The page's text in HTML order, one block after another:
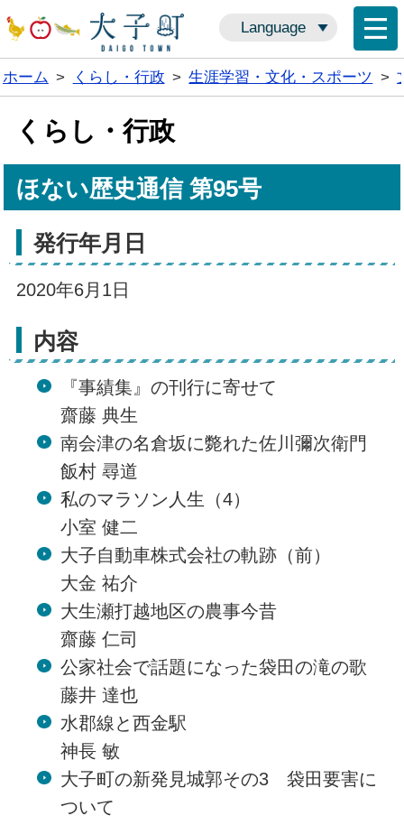
Language
ホーム > くらし・行政 > 生涯学習・文化・スポーツ >
くらし・行政
ほない歴史通信 第95号
発行年月日
2020年6月1日
内容
『事績集』の刊行に寄せて
齋藤 典生
南会津の名倉坂に斃れた佐川彌次衛門
飯村 尋道
私のマラソン人生（4）
小室 健二
大子自動車株式会社の軌跡（前）
大金 祐介
大生瀬打越地区の農事今昔
齋藤 仁司
公家社会で話題になった袋田の滝の歌
藤井 達也
水郡線と西金駅
神長 敏
大子町の新発見城郭その3 袋田要害に
ついて